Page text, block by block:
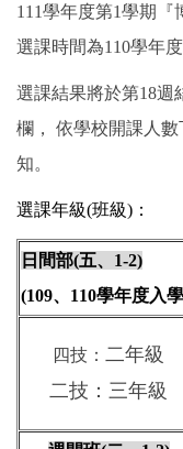
111學年度第1學期
選課時間為110學年
選課結果將於第18週
欄， 依學校開課人
知。
選課年級(班級) ：
日間部(五、 1-2)
(109、 110學年度入學
四技： 二年級
二技：三年級